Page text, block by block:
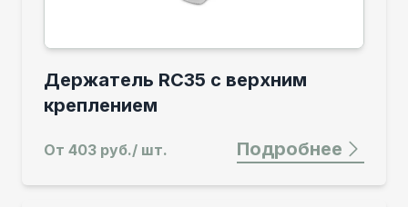
Держатель RC35 с верхним
креплением
От 403 руб./ шт. Подробнее